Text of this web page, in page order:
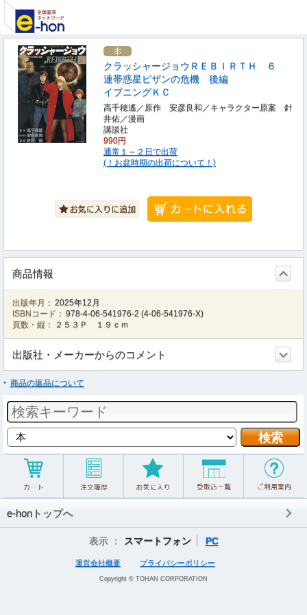
クラッシャージョウＲＥＢＩＲＴＨ ６
連帯惑星ピザンの危機 後編
イブニングＫＣ
高千穂遙／原作 安彦良和／キャラクター原案 針
井佑／漫画
講談社
990円
通常１～２日で出荷
(！お盆時期の出荷について！)
商品情報
出版年月： 2025年12月
ISBNコード： 978-4-06-541976-2 (4-06-541976-X)
頁数・縦：
２５３Ｐ １９ｃｍ
出版社・メーカーからのコメント
商品の返品について
e-honトップへ
表示 ： スマートフォン PC
運営会社概要 プライバシーポリシー
Copyright © TOHAN CORPORATION